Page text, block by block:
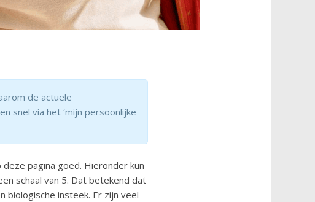
de actuele
snel via het ‘mijn persoonlijke
pagina goed. Hieronder kun
schaal van 5. Dat betekend dat
biologische insteek. Er zijn veel